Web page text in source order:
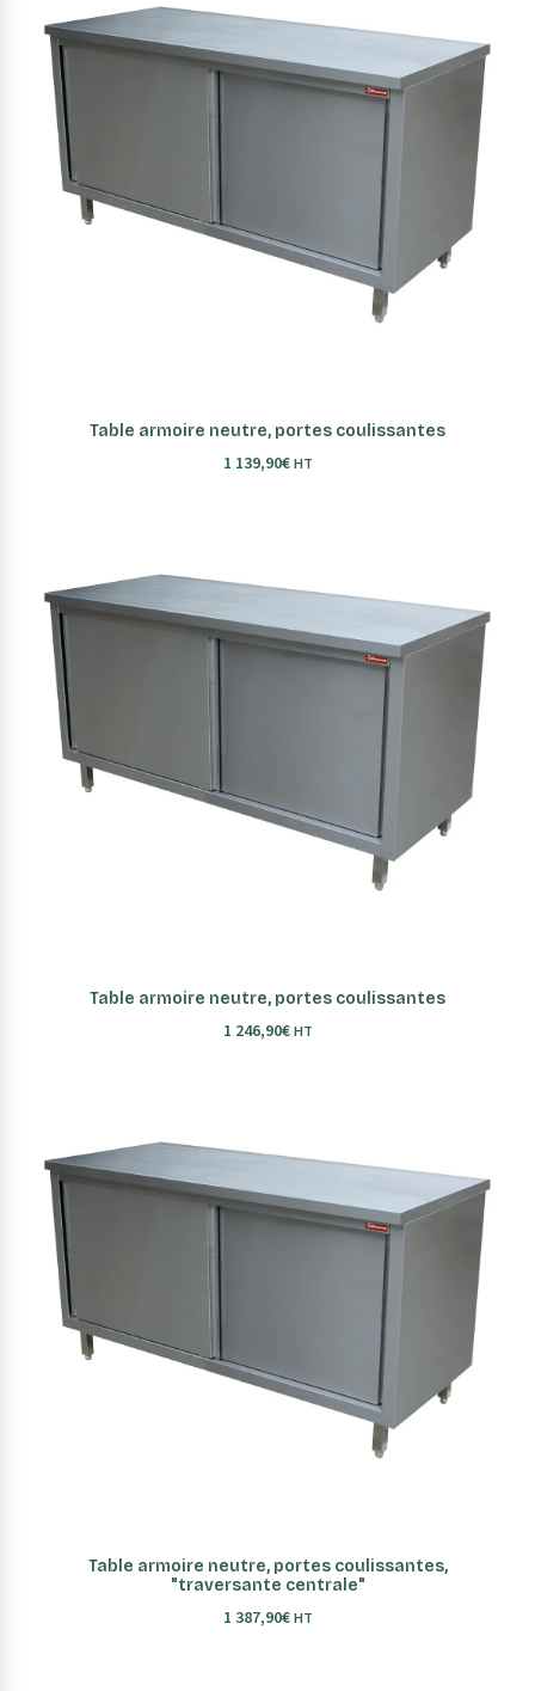
AJOUTER AU PANIER
Table armoire neutre, portes coulissantes
1 139,90€ HT
AJOUTER AU PANIER
Table armoire neutre, portes coulissantes
1 246,90€ HT
AJOUTER AU PANIER
Table armoire neutre, portes coulissantes,
"traversante centrale"
1 387,90€ HT